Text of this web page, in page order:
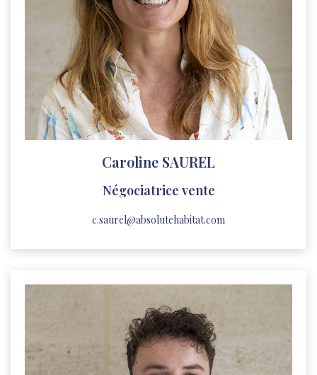
Caroline SAUREL
Négociatrice vente
c.saurel@absolutehabitat.com